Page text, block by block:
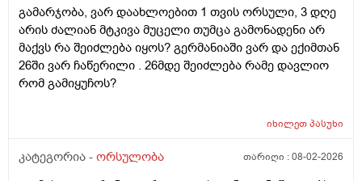
გამარჯობა, ვარ დაახლოებით 1 თვის ორსული, 3 დღე
არის ძალიან მტკივა მუცელი თუმცა გამონადენი არ
მაქვს რა შეიძლება იყოს? გერმანიაში ვარ და ექიმთან
26ში ვარ ჩაწერილი . 26მდე შეიძლება რამე დავლიო
რომ გამიყუჩოს?
იხილეთპასუხი
კატეგორია - ორსულობა თარიღი :08-02-2026